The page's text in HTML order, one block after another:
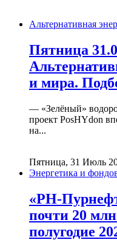
Альтернативная
Пятница
и мира.
— «Зелёный»
проект PosHYdon
на...
Пятница, 31 Июль
Энергетика и
«РН-
почти 20
полугодие